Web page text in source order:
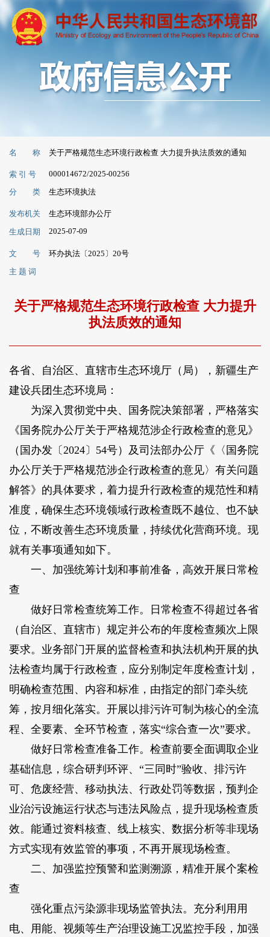
名 称 关于严格规范生态环境行政检查 大力提升执法质效的通知
索 引 号 000014672/2025-00256
分 类 生态环境执法
发布机关
生态环境部办公厅
生成日期
2025-07-09
文 号
环办执法〔2025〕20号
主 题 词
关于严格规范生态环境行政检查 大力提升
执法质效的通知
各省、自治区、直辖市生态环境厅（局），新疆生产
建设兵团生态环境局：
为深入贯彻党中央、国务院决策部署，严格落实
《国务院办公厅关于严格规范涉企行政检查的意见》
（国办发〔2024〕54号）及司法部办公厅《〈国务院
办公厅关于严格规范涉企行政检查的意见〉有关问题
解答》的具体要求，着力提升行政检查的规范性和精
准度，确保生态环境领域行政检查既不越位、也不缺
位，不断改善生态环境质量，持续优化营商环境。现
就有关事项通知如下。
一、加强统筹计划和事前准备，高效开展日常检
查
做好日常检查统筹工作。日常检查不得超过各省
（自治区、直辖市）规定并公布的年度检查频次上限
要求。业务部门开展的监督检查和执法机构开展的执
法检查均属于行政检查，应分别制定年度检查计划，
明确检查范围、内容和标准，由指定的部门牵头统
筹，按月细化落实。开展以排污许可制为核心的全流
程、全要素、全环节检查，落实“综合查一次”要求。
做好日常检查准备工作。检查前要全面调取企业
基础信息，综合研判环评、“三同时”验收、排污许
可、危废经营、移动执法、行政处罚等数据，预判企
业治污设施运行状态与违法风险点，提升现场检查质
效。能通过资料核查、线上核实、数据分析等非现场
方式实现有效监管的事项，不再开展现场检查。
二、加强监控预警和监测溯源，精准开展个案检
查
强化重点污染源非现场监管执法。充分利用用
电、用能、视频等生产治理设施工况监控手段，加强